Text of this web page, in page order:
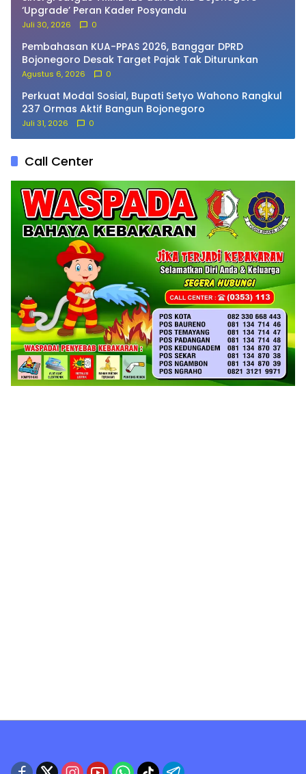
‘Upgrade’ Peran Kader Posyandu
Juli 30, 2026 0
Pembahasan KUA-PPAS 2026, Banggar DPRD
Bojonegoro Desak Target Pajak Tak Diturunkan
Agustus 6, 2026 0
Perkuat Modal Sosial, Bupati Setyo Wahono Rangkul
237 Ormas Aktif Bangun Bojonegoro
Juli 31, 2026 0
Call Center